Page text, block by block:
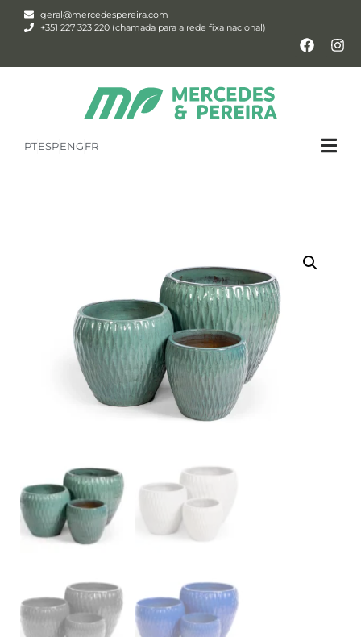
geral@mercedespereira.com
+351 227 323 220 (chamada para a rede fixa nacional)
PTESPENGFR